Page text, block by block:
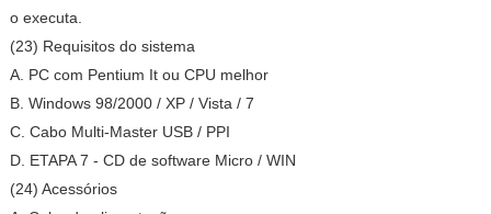
o executa.
(23) Requisitos do sistema
A. PC com Pentium It ou CPU melhor
B. Windows 98/2000 / XP / Vista / 7
C. Cabo Multi-Master USB / PPI
D. ETAPA 7 - CD de software Micro / WIN
(24) Acessórios